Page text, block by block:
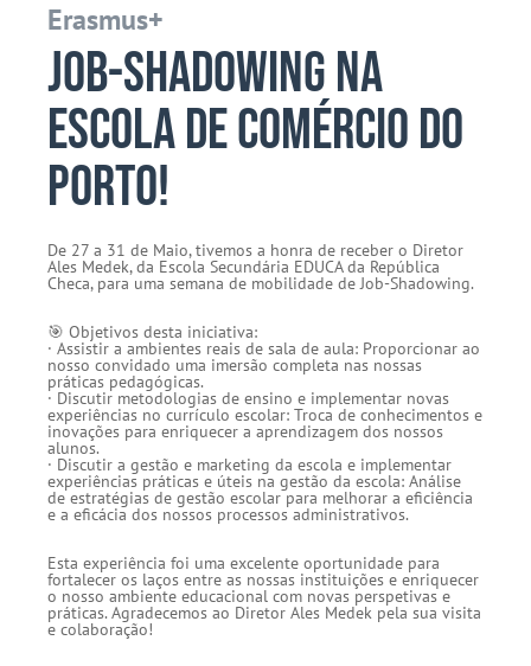
Erasmus+
Job-Shadowing na
Escola de Comércio do
Porto!
De 27 a 31 de Maio, tivemos a honra de receber o Diretor
Ales Medek, da Escola Secundária EDUCA da República
Checa, para uma semana de mobilidade de Job-Shadowing.
🎯 Objetivos desta iniciativa:
· Assistir a ambientes reais de sala de aula: Proporcionar ao
nosso convidado uma imersão completa nas nossas
práticas pedagógicas.
· Discutir metodologias de ensino e implementar novas
experiências no currículo escolar: Troca de conhecimentos e
inovações para enriquecer a aprendizagem dos nossos
alunos.
· Discutir a gestão e marketing da escola e implementar
experiências práticas e úteis na gestão da escola: Análise
de estratégias de gestão escolar para melhorar a eficiência
e a eficácia dos nossos processos administrativos.
Esta experiência foi uma excelente oportunidade para
fortalecer os laços entre as nossas instituições e enriquecer
o nosso ambiente educacional com novas perspetivas e
práticas. Agradecemos ao Diretor Ales Medek pela sua visita
e colaboração!